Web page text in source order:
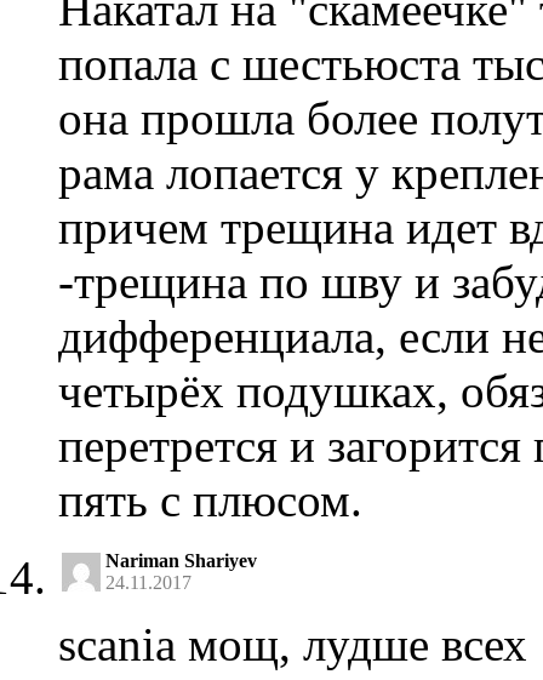
попала с шестьюста
она прошла более
рама лопается у
причем трещина идет
-трещина по шву и
дифференциала, если
четырёх подушках,
перетрется и
пять с плюсом.
Nariman Shariyev
24.11.2017
scania мощ, лудше всех